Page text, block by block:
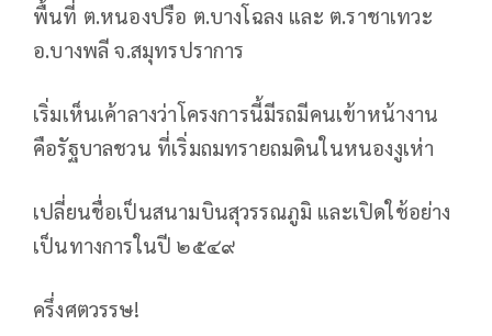
พื้นที่ ต.หนองปรือ ต.บางโฉลง และ ต.ราชาเทวะ
อ.บางพลี จ.สมุทรปราการ
เริ่มเห็นเค้าลางว่าโครงการนี้มีรถมีคนเข้าหน้างาน
คือรัฐบาลชวน ที่เริ่มถมทรายถมดินในหนองงูเห่า
เปลี่ยนชื่อเป็นสนามบินสุวรรณภูมิ และเปิดใช้อย่าง
เป็นทางการในปี ๒๕๔๙
ครึ่งศตวรรษ!